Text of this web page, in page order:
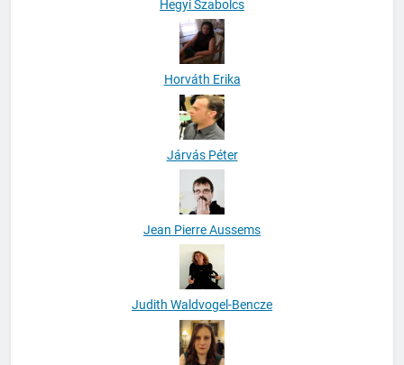
Hegyi Szabolcs
Horváth Erika
Járvás Péter
Jean Pierre Aussems
Judith Waldvogel-Bencze